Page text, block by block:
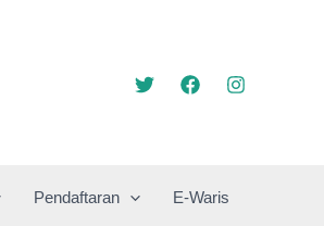
Pendaftaran E-Waris